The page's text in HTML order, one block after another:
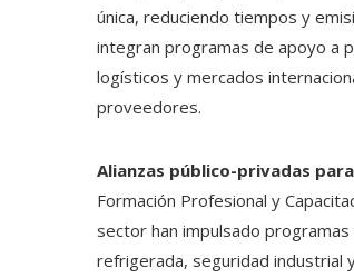
única, reduciendo tiempos y
integran programas de apoyo a
logísticos y mercados
proveedores.
Alianzas público-privadas
Formación Profesional y
sector han impulsado
refrigerada, seguridad industrial